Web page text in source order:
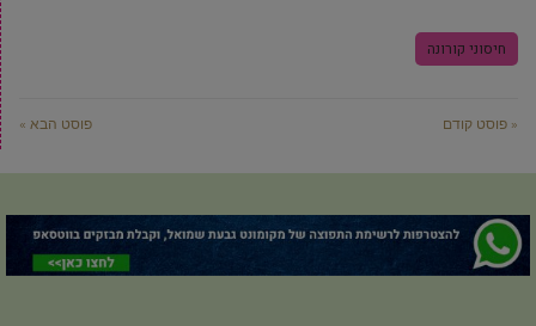
חיסוני קורונה
« פוסט קודם פוסט הבא »